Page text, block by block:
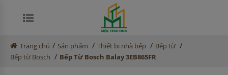
Trang chủ / Sản phẩm / Thiết bị nhà bếp / Bếp từ /
Bếp từ Bosch / Bếp Từ Bosch Balay 3EB865FR